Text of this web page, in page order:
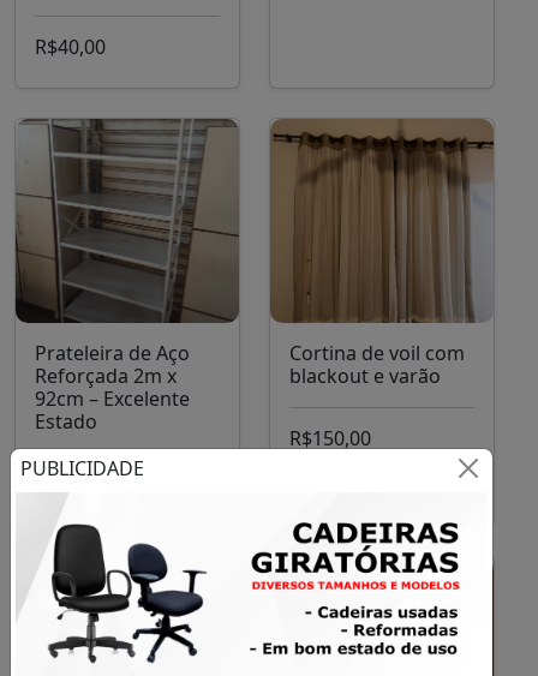
PUBLICIDADE
R$40,00
Prateleira de Aço
Reforçada 2m x
92cm – Excelente
Estado
R$350,00
Cortina de voil com
blackout e varão
R$150,00